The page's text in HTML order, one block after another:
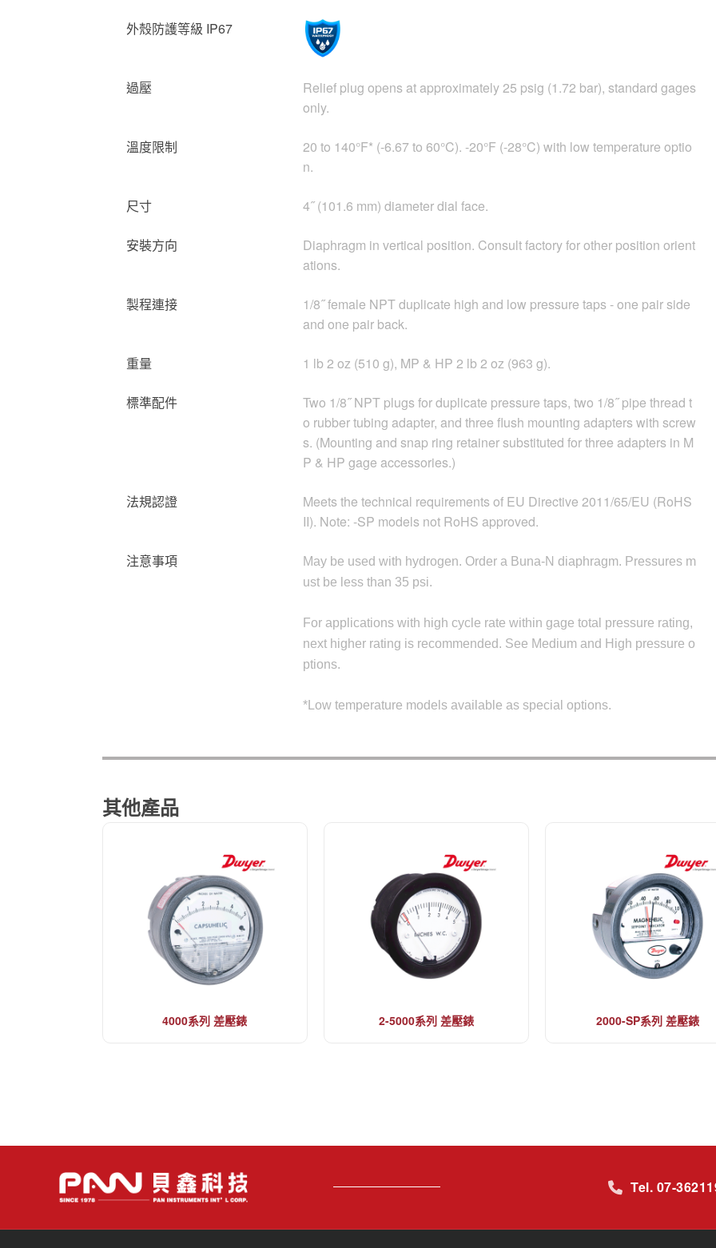
外殼防護等級 IP67
過壓
Relief plug opens at approximately 25 psig (1.72 bar), standard gages
only.
溫度限制
20 to 140°F* (-6.67 to 60°C). -20°F (-28°C) with low temperature optio
n.
尺寸 4˝ (101.6 mm) diameter dial face.
安裝方向
Diaphragm in vertical position. Consult factory for other position orient
ations.
製程連接
1/8˝ female NPT duplicate high and low pressure taps - one pair side
and one pair back.
重量 1 lb 2 oz (510 g), MP & HP 2 lb 2 oz (963 g).
標準配件
Two 1/8˝ NPT plugs for duplicate pressure taps, two 1/8˝ pipe thread t
o rubber tubing adapter, and three flush mounting adapters with screw
s. (Mounting and snap ring retainer substituted for three adapters in M
P & HP gage accessories.)
法規認證
Meets the technical requirements of EU Directive 2011/65/EU (RoHS
II). Note: -SP models not RoHS approved.
注意事項
May be used with hydrogen. Order a Buna-N diaphragm. Pressures m
ust be less than 35 psi.
For applications with high cycle rate within gage total pressure rating,
next higher rating is recommended. See Medium and High pressure o
ptions.
*Low temperature models available as special options.
其他產品
4000系列 差壓錶 2-5000系列 差壓錶 2000-SP系列 差壓錶
Tel. 07-